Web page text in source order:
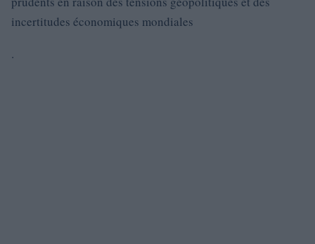
incertitudes économiques mondiales
.